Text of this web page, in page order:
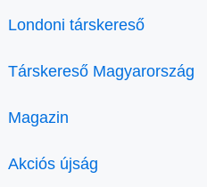
Londoni társkereső
Társkereső Magyarország
Magazin
Akciós újság